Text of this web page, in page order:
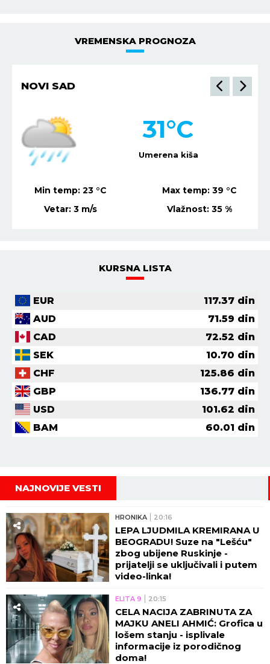
VREMENSKA PROGNOZA
NIŠ
Mestimično oblačno
30°C
Min temp:21 °C Max temp: 37 °C
Vetar:2 m/s Vlažnost:31 %
KURSNA LISTA
EUR 117.37 din
AUD
71.59 din
CAD
72.52 din
SEK
10.70 din
CHF
125.86 din
GBP
136.77 din
USD
101.62 din
BAM
60.01 din
NAJNOVIJE VESTI
HRONIKA 20:16
LEPA LJUDMILA KREMIRANA U
BEOGRADU! Suze na "Lešću"
zbog ubijene Ruskinje -
prijatelji se uključivali i putem
video-linka!
ELITA 9 20:15
CELA NACIJA ZABRINUTA ZA
MAJKU ANELI AHMIĆ: Grofica u
lošem stanju - isplivale
informacije iz porodičnog
doma!